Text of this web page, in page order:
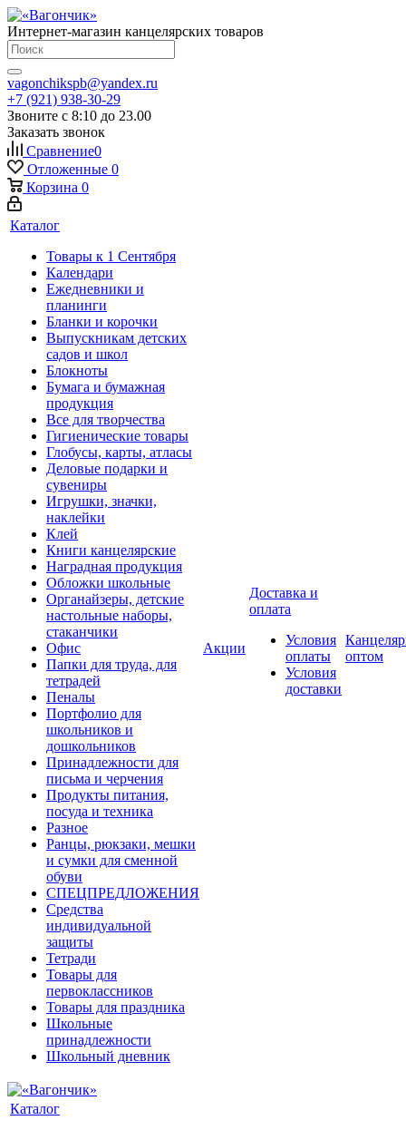
Интернет-магазин канцелярских товаров
vagonchikspb@yandex.ru
+7 (921) 938-30-29
Звоните с 8:10 до 23.00
Заказать звонок
Сравнение0
Отложенные 0
Корзина 0
Каталог
Товары к 1 Сентября
Календари
Ежедневники и
планинги
Бланки и корочки
Выпускникам детских
садов и школ
Блокноты
Бумага и бумажная
продукция
Все для творчества
Гигиенические товары
Глобусы, карты, атласы
Деловые подарки и
сувениры
Игрушки, значки,
наклейки
Клей
Книги канцелярские
Наградная продукция
Обложки школьные
Органайзеры, детские
настольные наборы,
стаканчики
Офис
Папки для труда, для
тетрадей
Пеналы
Портфолио для
школьников и
дошкольников
Принадлежности для
письма и черчения
Продукты питания,
посуда и техника
Разное
Ранцы, рюкзаки, мешки
и сумки для сменной
обуви
СПЕЦПРЕДЛОЖЕНИЯ
Средства
индивидуальной
защиты
Тетради
Товары для
первоклассников
Товары для праздника
Школьные
принадлежности
Школьный дневник
Акции
Доставка и
оплата
Условия
оплаты
Условия
доставки
оптом
Каталог